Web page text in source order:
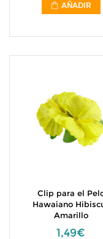
AÑADIR
Clip para el
Hawaiano
Amarillo
1,49€